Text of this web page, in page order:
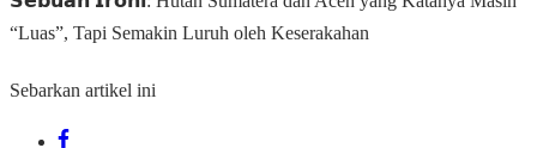
“Luas”, Tapi Semakin Luruh oleh Keserakahan
Sebarkan artikel ini